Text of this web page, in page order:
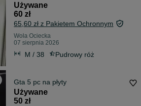
Używane
60 zł
65,60 zł z Pakietem Ochronnym
Wola Ociecka
07 sierpnia 2026
M / 38 Pudrowy róż
Gta 5 pc na płyty
Używane
50 zł